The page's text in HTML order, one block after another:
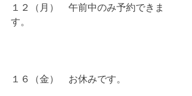
１２（月）　午前中のみ予約できま
す。
１６（金）　お休みです。